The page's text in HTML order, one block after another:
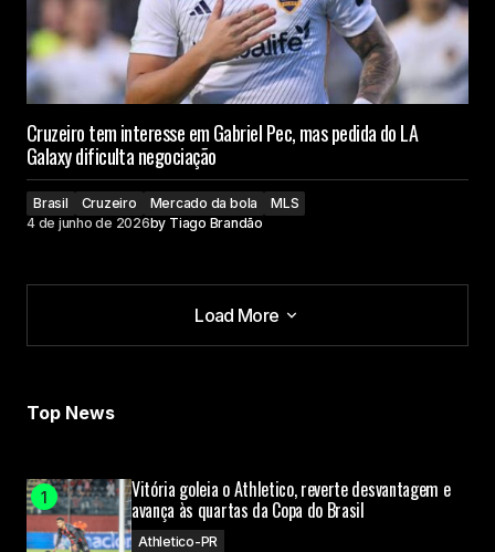
Cruzeiro tem interesse em Gabriel Pec, mas pedida do LA
Galaxy dificulta negociação
Brasil Cruzeiro Mercado da bola
MLS
4 de junho de 2026by Tiago Brandão
Load More
Load More
Top News
Vitória goleia o Athletico, reverte desvantagem e
avança às quartas da Copa do Brasil
Athletico-PR